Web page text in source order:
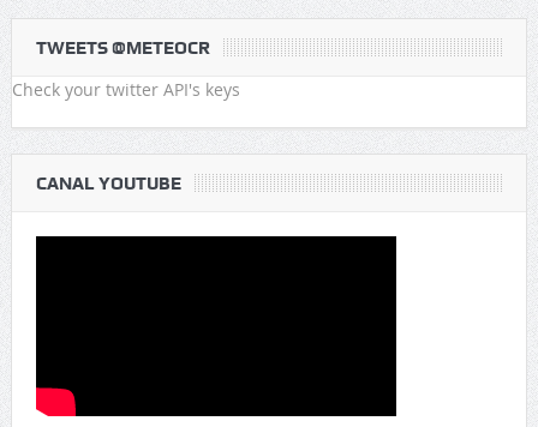
TWEETS @METEOCR
Check your twitter API's keys
CANAL YOUTUBE